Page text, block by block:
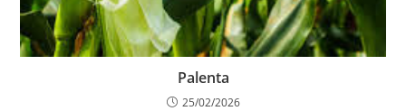
Palenta
25/02/2026